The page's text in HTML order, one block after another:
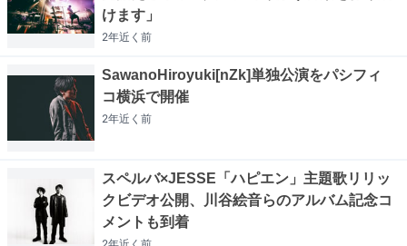
けます」
2年近く 前
SawanoHiroyuki[nZk]単独公演をパシフィ
コ横浜で開催
2年近く 前
スペルバ×JESSE「ハピエン」主題歌リリッ
クビデオ公開、川谷絵音らのアルバム記念コ
メントも到着